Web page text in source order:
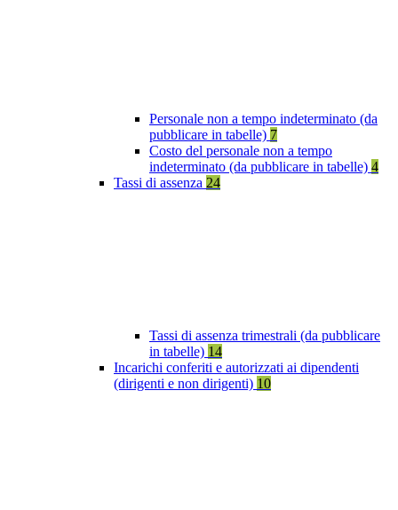
Personale non a tempo indeterminato (da
pubblicare in tabelle) 7
Costo del personale non a tempo
indeterminato (da pubblicare in tabelle) 4
Tassi di assenza 24
Tassi di assenza trimestrali (da pubblicare
in tabelle) 14
Incarichi conferiti e autorizzati ai dipendenti
(dirigenti e non dirigenti) 10